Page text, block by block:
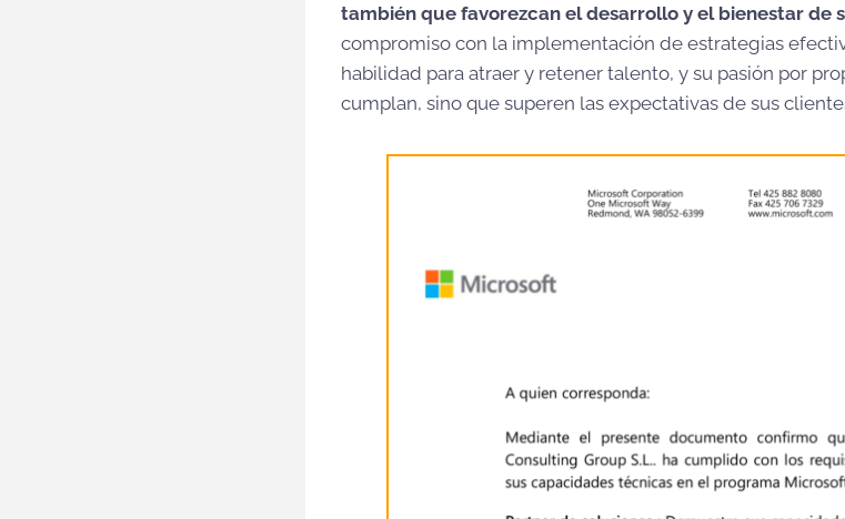
también que favorezcan el desarrollo y el bienestar de
compromiso con la implementación de estrategias
habilidad para atraer y retener talento, y su pasión por
cumplan, sino que superen las expectativas de sus